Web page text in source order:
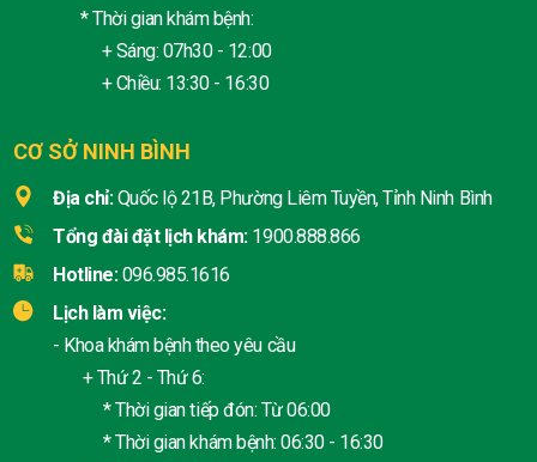
* Thời gian khám bệnh:
+ Sáng: 07h30 - 12:00
+ Chiều: 13:30 - 16:30
CƠ SỞ NINH BÌNH
Địa chỉ: Quốc lộ 21B, Phường Liêm Tuyền, Tỉnh Ninh Bình
Tổng đài đặt lịch khám: 1900.888.866
Hotline: 096.985.1616
Lịch làm việc:
- Khoa khám bệnh theo yêu cầu
+ Thứ 2 - Thứ 6:
* Thời gian tiếp đón: Từ 06:00
* Thời gian khám bệnh: 06:30 - 16:30